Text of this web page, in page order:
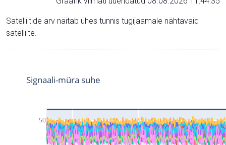
Satelliitide arv näitab ühes tunnis tugijaamale nähtavaid
satelliite.
50
Signaali-müra suhe